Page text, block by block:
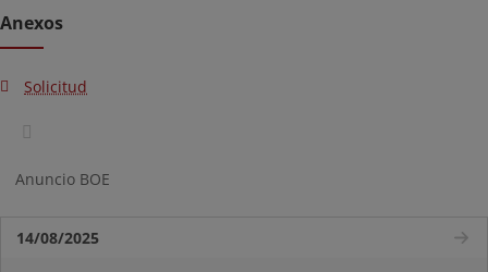
Anexos
Solicitud
Anuncio BOE
14/08/2025